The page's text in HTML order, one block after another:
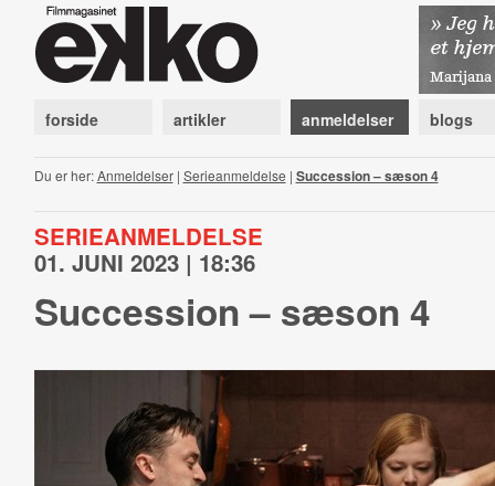
forside artikler anmeldelser blogs
Du er her:Anmeldelser| Serieanmeldelse | Succession – sæson 4
SERIEANMELDELSE
01. JUNI 2023 | 18:36
Succession – sæson 4